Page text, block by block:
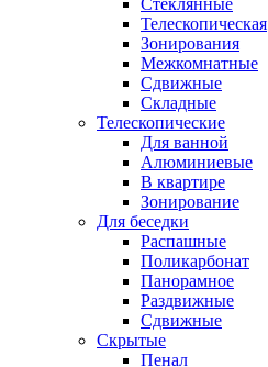
Стеклянные
Телескопическая
Зонирования
Межкомнатные
Сдвижные
Складные
Телескопические
Для ванной
Алюминиевые
В квартире
Зонирование
Для беседки
Распашные
Поликарбонат
Панорамное
Раздвижные
Сдвижные
Скрытые
Пенал